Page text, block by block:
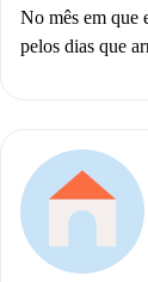
No mês em que
pelos dias que